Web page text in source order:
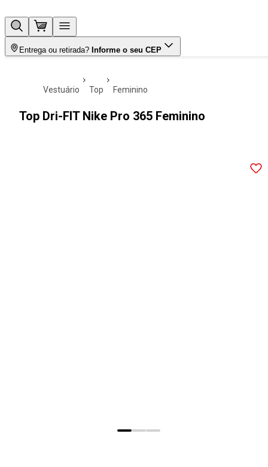
Entrega ou retirada? Informe o seu CEP
vestuário top feminino
Top Dri-FIT Nike Pro 365 Feminino